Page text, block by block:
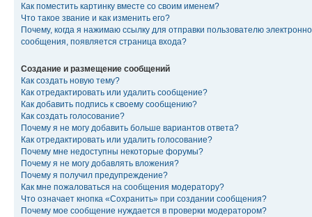
Как поместить картинку вместе со своим именем?
Что такое звание и как изменить его?
Почему, когда я нажимаю ссылку для отправки пользователю
сообщения, появляется страница входа?
Создание и размещение сообщений
Как создать новую тему?
Как отредактировать или удалить сообщение?
Как добавить подпись к своему сообщению?
Как создать голосование?
Почему я не могу добавить больше вариантов ответа?
Как отредактировать или удалить голосование?
Почему мне недоступны некоторые форумы?
Почему я не могу добавлять вложения?
Почему я получил предупреждение?
Как мне пожаловаться на сообщения модератору?
Что означает кнопка «Сохранить» при создании сообщения?
Почему мое сообщение нуждается в проверки модератором?